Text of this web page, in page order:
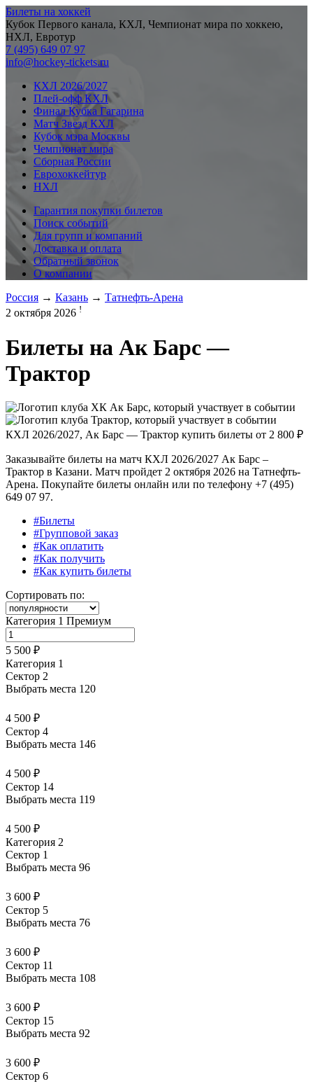
Билеты на хоккей
Кубок Первого канала, КХЛ, Чемпионат мира по хоккею,
НХЛ, Евротур
7 (495) 649 07 97
info@hockey-tickets.ru
КХЛ 2026/2027
Плей-офф КХЛ
Финал Кубка Гагарина
Матч Звезд КХЛ
Кубок мэра Москвы
Чемпионат мира
Сборная России
Еврохоккейтур
НХЛ
Гарантия покупки билетов
Поиск событий
Для групп и компаний
Доставка и оплата
Обратный звонок
О компании
Россия → Казань → Татнефть-Арена
2 октября 2026 !
Билеты на Ак Барс —
Трактор
КХЛ 2026/2027, Ак Барс — Трактор купить билеты от 2 800 ₽
Заказывайте билеты на матч КХЛ 2026/2027 Ак Барс –
Трактор в Казани. Матч пройдет 2 октября 2026 на Татнефть-
Арена. Покупайте билеты онлайн или по телефону +7 (495)
649 07 97.
#Билеты
#Групповой заказ
#Как оплатить
#Как получить
#Как купить билеты
Сортировать по:
Категория 1 Премиум
5 500 ₽
Категория 1
Сектор 2
Выбрать места 120
4 500 ₽
Сектор 4
Выбрать места 146
4 500 ₽
Сектор 14
Выбрать места 119
4 500 ₽
Категория 2
Сектор 1
Выбрать места 96
3 600 ₽
Сектор 5
Выбрать места 76
3 600 ₽
Сектор 11
Выбрать места 108
3 600 ₽
Сектор 15
Выбрать места 92
3 600 ₽
Сектор 6